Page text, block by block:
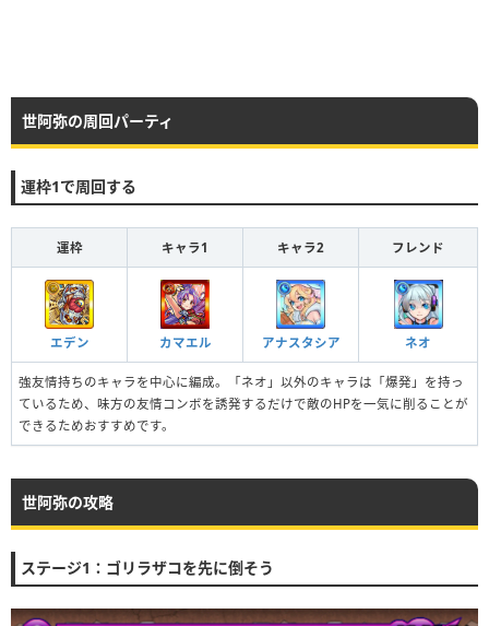
世阿弥の周回パーティ
運枠1で周回する
運枠 キャラ1 キャラ2 フレンド
エデン カマエル アナスタシア ネオ
強友情持ちのキャラを中心に編成。「ネオ」以外のキャラは「爆発」を持っ
ているため、味方の友情コンボを誘発するだけで敵のHPを一気に削ることが
できるためおすすめです。
世阿弥の攻略
ステージ1：ゴリラザコを先に倒そう